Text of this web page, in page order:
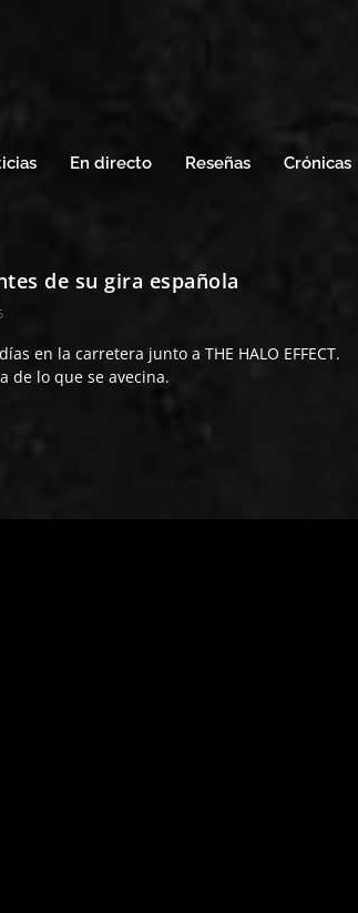
En directo Reseñas Crónicas
de su gira española
en la carretera junto a THE HALO EFFECT.
de lo que se avecina.